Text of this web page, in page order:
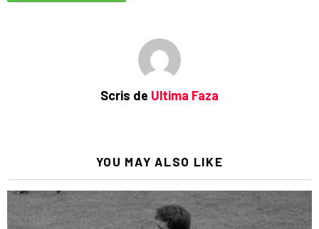
Scris de Ultima Faza
YOU MAY ALSO LIKE